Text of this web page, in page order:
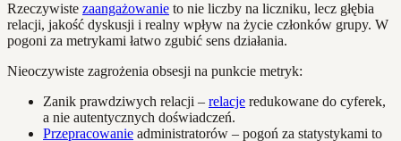
Rzeczywiste zaangażowanie to nie liczby na liczniku, lecz głębia
relacji, jakość dyskusji i realny wpływ na życie członków grupy. W
pogoni za metrykami łatwo zgubić sens działania.
Nieoczywiste zagrożenia obsesji na punkcie metryk:
Zanik prawdziwych relacji – relacje redukowane do cyferek,
a nie autentycznych doświadczeń.
Przepracowanie administratorów – pogoń za statystykami to